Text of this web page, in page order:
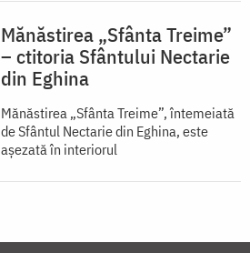
Mănăstirea „Sfânta Treime”
– ctitoria Sfântului Nectarie
din Eghina
Mănăstirea „Sfânta Treime”, întemeiată
de Sfântul Nectarie din Eghina, este
aşezată în interiorul